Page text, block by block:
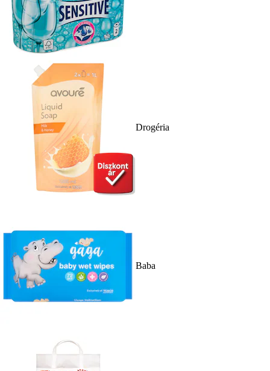
Drogéria
Baba